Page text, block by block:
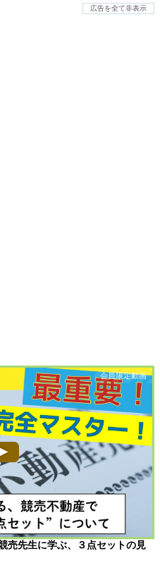
広告を全て非表示
売先生に学ぶ、３点セットの見